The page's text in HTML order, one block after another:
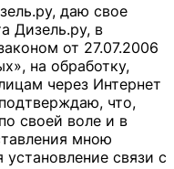
даю свое
Дизель.ру, в
от 27.07.2006
на обработку,
через Интернет
что,
своей воле и в
мною
связи с